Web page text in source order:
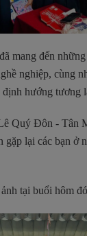
đã mang đến
nghiệp, cùng
định hướng tương
Quý Đôn - Tân
gặp lại các bạn ở
tại buổi hôm